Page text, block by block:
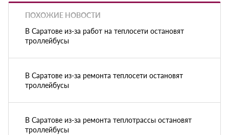
ПОХОЖИЕ НОВОСТИ
В Саратове из-за работ на теплосети остановят
троллейбусы
В Саратове из-за ремонта теплосети остановят
троллейбусы
В Саратове из-за ремонта теплотрассы остановят
троллейбусы